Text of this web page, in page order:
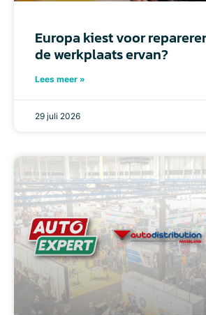
Europa kiest voor
de werkplaats ervan?
Lees meer »
29 juli 2026